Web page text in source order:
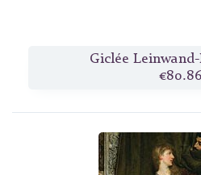
Giclée
€80.86